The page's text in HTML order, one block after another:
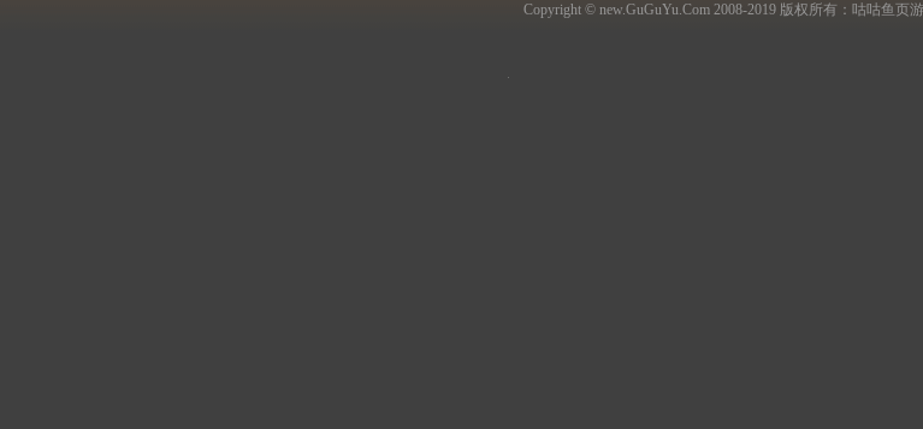
Copyright © new.GuGuYu.Com 2008-2019 版权所有：咕咕鱼页